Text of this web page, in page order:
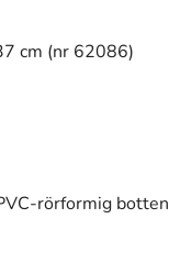
cm (nr 62086)
rörformig botten